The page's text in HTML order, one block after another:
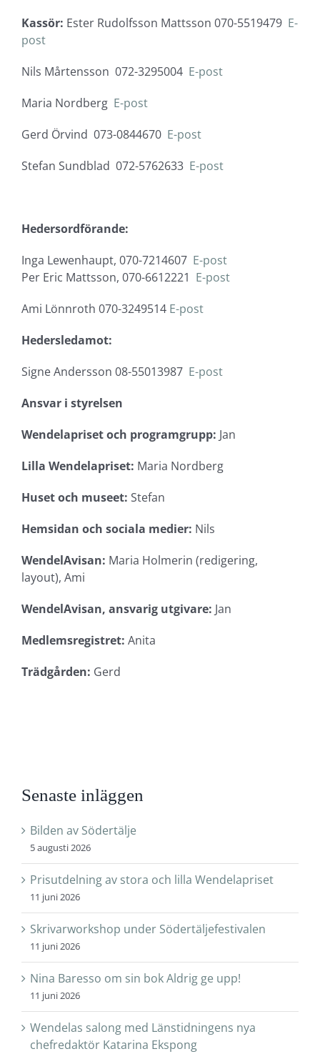
Kassör: Ester Rudolfsson Mattsson 070-5519479 E-
post
Nils Mårtensson 072-3295004 E-post
Maria Nordberg E-post
Gerd Örvind 073-0844670 E-post
Stefan Sundblad 072-5762633 E-post
Hedersordförande:
Inga Lewenhaupt, 070-7214607 E-post
Per Eric Mattsson, 070-6612221 E-post
Ami Lönnroth 070-3249514 E-post
Hedersledamot:
Signe Andersson 08-55013987 E-post
Ansvar i styrelsen
Wendelapriset och programgrupp: Jan
Lilla Wendelapriset: Maria Nordberg
Husetoch museet: Stefan
Hemsidan och sociala medier: Nils
WendelAvisan: Maria Holmerin (redigering,
layout), Ami
WendelAvisan, ansvarig utgivare: Jan
Medlemsregistret: Anita
Trädgården: Gerd
Senaste inläggen
Bilden av Södertälje
5 augusti 2026
Prisutdelning av stora och lilla Wendelapriset
11 juni 2026
Skrivarworkshop under Södertäljefestivalen
11 juni 2026
Nina Baresso om sin bok Aldrig ge upp!
11 juni 2026
Wendelas salong med Länstidningens nya
chefredaktör Katarina Ekspong